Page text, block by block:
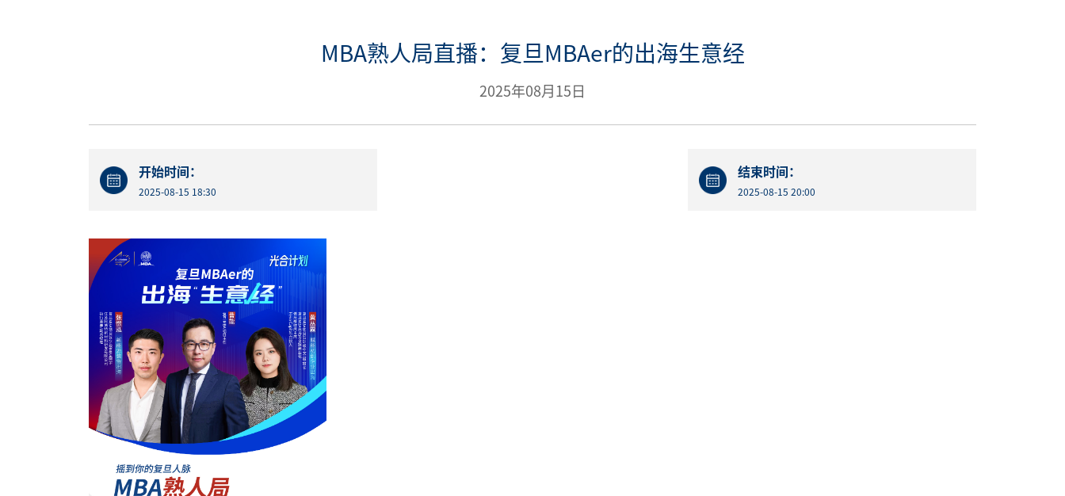
MBA熟人局直播：复旦MBAer的出海生意经
2025年08月15日
开始时间：
2025-08-15 18:30
结束时间：
2025-08-15 20:00